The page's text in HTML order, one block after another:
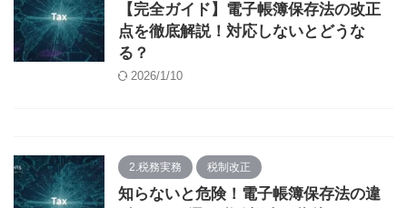
【完全ガイド】電子帳簿保存法の改正
点を徹底解説！対応しないとどうな
る？
2026/1/10
2.税務実務 税制改正
知らないと危険！電子帳簿保存法の違